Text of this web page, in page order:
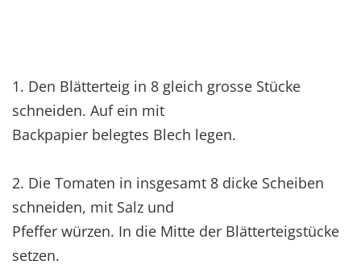
1. Den Blätterteig in 8 gleich grosse Stücke
schneiden. Auf ein mit
Backpapier belegtes Blech legen.
2. Die Tomaten in insgesamt 8 dicke Scheiben
schneiden, mit Salz und
Pfeffer würzen. In die Mitte der Blätterteigstücke
setzen.